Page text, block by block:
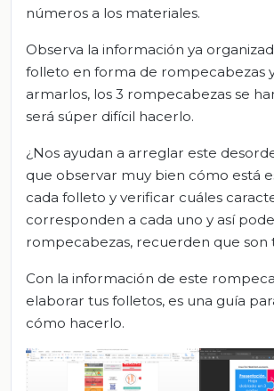
números a los materiales.
Observa la información ya
folleto en forma de rompecabezas
armarlos, los 3 rompecabezas se
será súper difícil hacerlo.
¿Nos ayudan a arreglar este
que observar muy bien cómo está
cada folleto y verificar cuáles
corresponden a cada uno y así
rompecabezas, recuerden que son
Con la información de este
elaborar tus folletos, es una guía
cómo hacerlo.